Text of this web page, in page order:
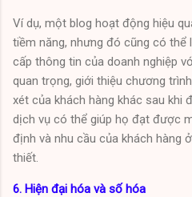
Ví dụ, một blog hoạt động hiệu
tiềm năng, nhưng đó cũng có thể
cấp thông tin của doanh nghiệp
quan trọng, giới thiệu chương
xét của khách hàng khác sau khi
dịch vụ có thể giúp họ đạt được
định và nhu cầu của khách hàng
thiết.
6. Hiện đại hóa và số hóa